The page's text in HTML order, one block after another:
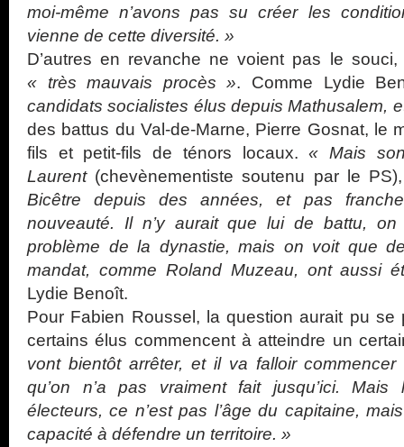
moi-même n’avons pas su créer les
vienne de cette diversité. »
D’autres en revanche ne voient pas le
« très mauvais procès ». Comme Lydie
candidats socialistes élus depuis Mathusalem,
des battus du Val-de-Marne, Pierre Gosnat, le
fils et petit-fils de ténors locaux.« Mais
Laurent(chevènementiste soutenu par le PS),
Bicêtre depuis des années, et pas
nouveauté. Il n’y aurait que lui de battu,
problème de la dynastie, mais on voit que
mandat, comme Roland Muzeau, ont aussi
Lydie Benoît.
Pour Fabien Roussel, la question aurait pu
certains élus commencent à atteindre un
vont bientôt arrêter, et il va falloir
qu’on n’a pas vraiment fait jusqu’ici.
électeurs, ce n’est pas l’âge du capitaine,
capacité à défendre un territoire. »